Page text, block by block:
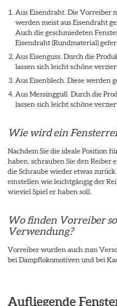
Aus Eisendraht. Die Vorreiber
werden meist aus Eisendraht
Auch die geschmiedeten
Eisendraht (Rundmaterial)
Aus Eisenguss. Durch die
lassen sich leicht schöne
Aus Eisenblech. Diese werden
Aus Messingguß. Durch die
lassen sich leicht schöne
Wie wird ein
Nachdem Sie die ideale Position
haben, schrauben Sie den Reiber
die Schraube wieder etwas
einstellen wie leichtgängig der
wieviel Spiel er haben soll.
Wo finden Vorreiber
Verwendung?
Vorreiber wurden auch zum
bei Dampflokomotiven und bei
Aufliegende